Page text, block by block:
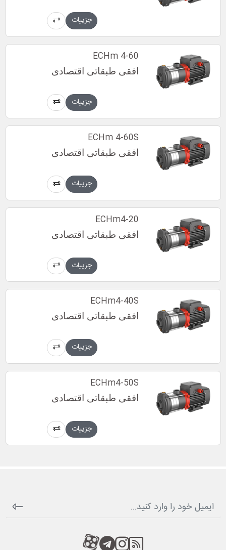
جزییات
ECHm 4-60
افقی طبقاتی اقتصادی
جزییات
ECHm 4-60S
افقی طبقاتی اقتصادی
جزییات
ECHm4-20
افقی طبقاتی اقتصادی
جزییات
ECHm4-40S
افقی طبقاتی اقتصادی
جزییات
ECHm4-50S
افقی طبقاتی اقتصادی
جزییات
RSS
کانال آپارات
کانال تلگرام
کانال آپارات